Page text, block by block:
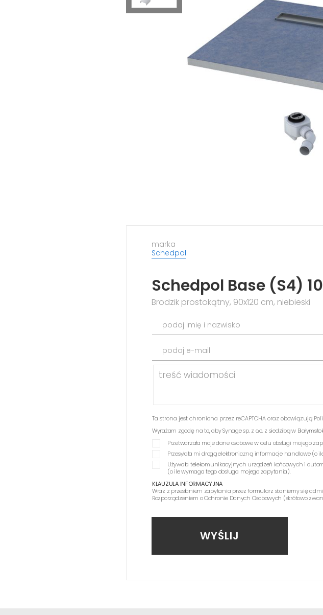
marka
Schedpol
Schedpol Base (S4)
Brodzik prostokątny, 90x120 cm, niebieski
podaj imię i nazwisko
podaj e-mail
Ta strona jest chroniona przez reCAPTCHA oraz obowiązują
Wyrażam zgodę na to, aby Synage sp. z o.o. z siedzibą w
Przetwarzała moje dane osobowe w celu obsługi mojego
Przesyłała mi drogą elektroniczną informacje handlowe (o
Używała telekomunikacyjnych urządzeń końcowych i
(o ile wymaga tego obsługa mojego zapytania).
KLAUZULA INFORMACYJNA
Wraz z przesłaniem zapytania przez formularz staniemy się
Rozporządzeniem o Ochronie Danych Osobowych (skrótowo
WYŚLIJ